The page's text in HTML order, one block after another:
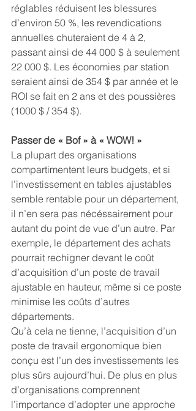
réglables réduisent les blessures
d’environ 50 %, les revendications
annuelles chuteraient de 4 à 2,
passant ainsi de 44 000 $ à seulement
22 000 $. Les économies par station
seraient ainsi de 354 $ par année et le
ROI se fait en 2 ans et des poussières
(1000 $ / 354 $).
Passer de « Bof » à « WOW! »
La plupart des organisations
compartimentent leurs budgets, et si
l’investissement en tables ajustables
semble rentable pour un département,
il n’en sera pas nécéssairement pour
autant du point de vue d’un autre. Par
exemple, le département des achats
pourrait rechigner devant le coût
d’acquisition d’un poste de travail
ajustable en hauteur, même si ce poste
minimise les coûts d’autres
départements.
Qu’à cela ne tienne, l’acquisition d’un
poste de travail ergonomique bien
conçu est l’un des investissements les
plus sûrs aujourd’hui. De plus en plus
d’organisations comprennent
l’importance d’adopter une approche